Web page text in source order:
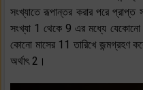
সংখ্যাতে রূপান্তর করার পরে
সংখ্যা 1 থেকে 9 এর মধ্যে যেকোনো
কোনো মাসের 11 তারিখে জন্মগ্রহণ
অর্থাৎ 2।